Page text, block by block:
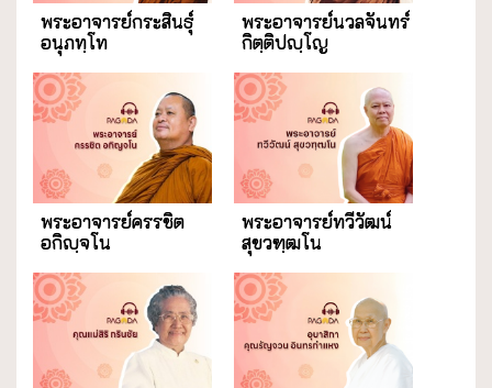
พระอาจารย์กระสินธุ์
อนุภทฺโท
พระอาจารย์นวลจันทร์
กิตฺติปญฺโญ
พระอาจารย์ครรชิต
อกิญฺจโน
พระอาจารย์ทวีวัฒน์
สุขวฑฺฒโน